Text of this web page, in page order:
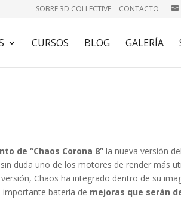
SOBRE 3D COLLECTIVE CONTACTO
CURSOS BLOG GALERÍA
de “Chaos Corona 8” la nueva versión
duda uno de los motores de render más
Chaos ha integrado dentro de su
importante batería de mejoras que serán